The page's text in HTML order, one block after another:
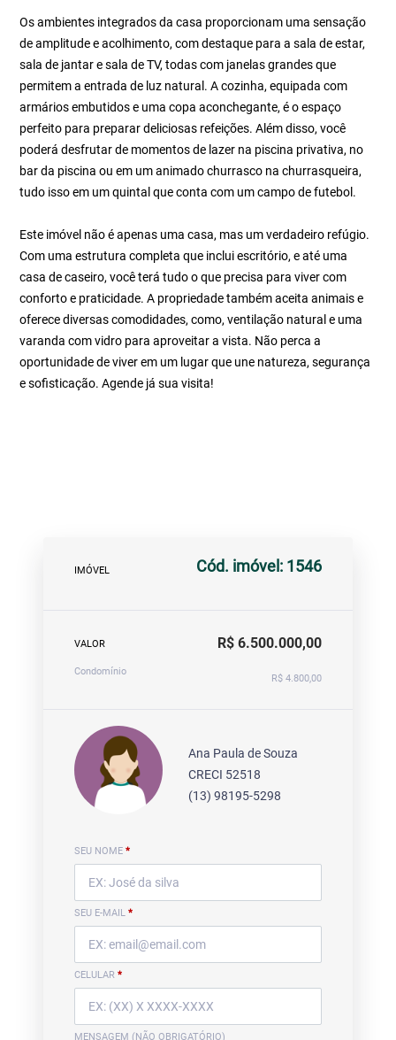
Os ambientes integrados da casa proporcionam uma sensação
de amplitude e acolhimento, com destaque para a sala de estar,
sala de jantar e sala de TV, todas com janelas grandes que
permitem a entrada de luz natural. A cozinha, equipada com
armários embutidos e uma copa aconchegante, é o espaço
perfeito para preparar deliciosas refeições. Além disso, você
poderá desfrutar de momentos de lazer na piscina privativa, no
bar da piscina ou em um animado churrasco na churrasqueira,
tudo isso em um quintal que conta com um campo de futebol.
Este imóvel não é apenas uma casa, mas um verdadeiro refúgio.
Com uma estrutura completa que inclui escritório, e até uma
casa de caseiro, você terá tudo o que precisa para viver com
conforto e praticidade. A propriedade também aceita animais e
oferece diversas comodidades, como, ventilação natural e uma
varanda com vidro para aproveitar a vista. Não perca a
oportunidade de viver em um lugar que une natureza, segurança
e sofisticação. Agende já sua visita!
IMÓVEL Cód. imóvel: 1546
VALOR R$ 6.500.000,00
Condomínio
R$ 4.800,00
Ana Paula de Souza
CRECI 52518
(13) 98195-5298
SEU NOME *
SEU E-MAIL *
CELULAR *
MENSAGEM (NÃO OBRIGATÓRIO)